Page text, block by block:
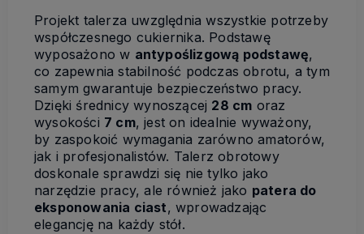
Projekt talerza uwzględnia wszystkie potrzeby
współczesnego cukiernika. Podstawę
wyposażono w antypoślizgową podstawę,
co zapewnia stabilność podczas obrotu, a tym
samym gwarantuje bezpieczeństwo pracy.
Dzięki średnicy wynoszącej 28 cm oraz
wysokości 7 cm, jest on idealnie wyważony,
by zaspokoić wymagania zarówno amatorów,
jak i profesjonalistów. Talerz obrotowy
doskonale sprawdzi się nie tylko jako
narzędzie pracy, ale również jako patera do
eksponowania ciast, wprowadzając
elegancję na każdy stół.